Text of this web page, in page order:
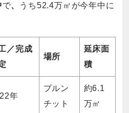
で、
うち52.4万㎡が今年中に
／完成
場所
延床面
積
年
プルン
チット
約6.1
万㎡